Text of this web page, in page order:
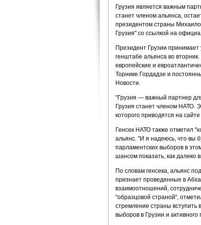
Грузия является важным
станет членом альянса,
президентом страны
Грузия" со ссылкой на
Президент Грузии принимает
генштабе альянса во
европейские и
Торнике Гордадзе и
Новости.
"Грузия — важный партнер
Грузия станет членом НАТО.
которого приводятся на
Генсек НАТО также отметил
альянс. "И я надеюсь, что вы
парламентских выборов в
шансом показать, как
По словам генсека, альянс
признает проведенные в
взаимоотношений,
"образцовой страной",
стремление страны вступить
выборов в Грузии и